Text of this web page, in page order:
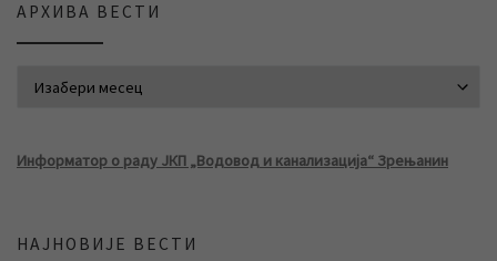
АРХИВА ВЕСТИ
Информатор о раду ЈКП „Водовод и канализација“ Зрењанин
НАЈНОВИЈЕ ВЕСТИ